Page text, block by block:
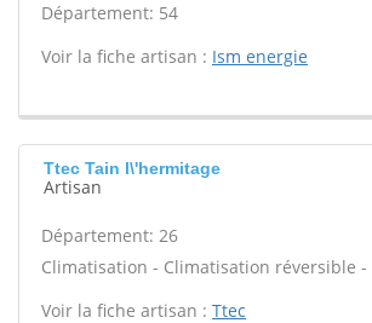
Département: 54
Voir la fiche artisan : Ism energie
Ttec Tain l\'hermitage
Artisan
Département: 26
Climatisation - Climatisation réversible -
Voir la fiche artisan : Ttec